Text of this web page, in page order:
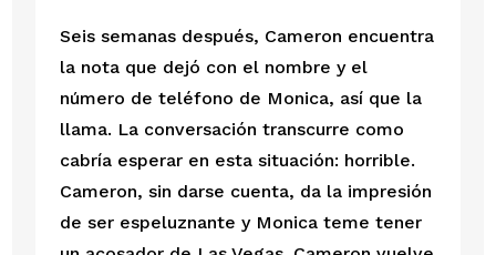
Seis semanas después, Cameron encuentra
la nota que dejó con el nombre y el
número de teléfono de Monica, así que la
llama. La conversación transcurre como
cabría esperar en esta situación: horrible.
Cameron, sin darse cuenta, da la impresión
de ser espeluznante y Monica teme tener